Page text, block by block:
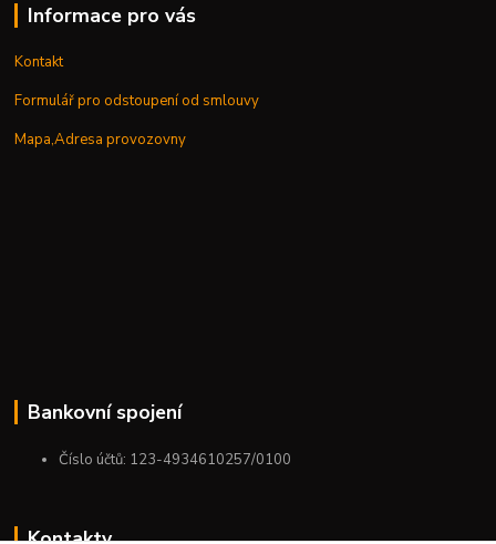
Informace pro vás
Kontakt
Formulář pro odstoupení od smlouvy
Mapa,Adresa provozovny
Bankovní spojení
Číslo účtů: 123-4934610257/0100